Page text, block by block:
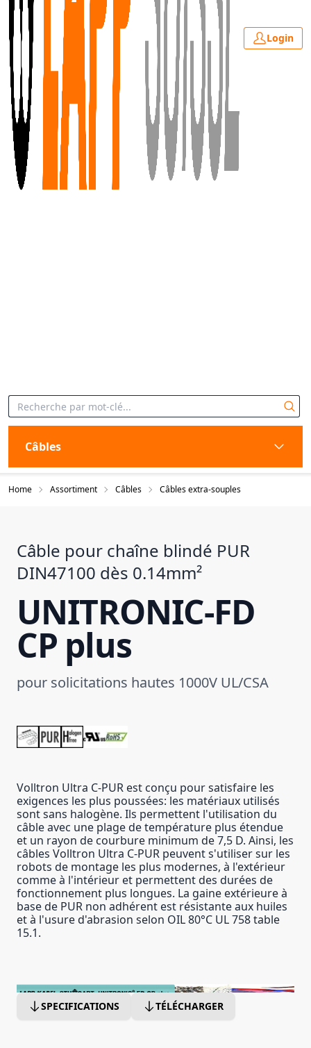
Login
Câbles
Home Assortiment Câbles Câbles extra-souples
Câble pour chaîne blindé PUR
DIN47100 dès 0.14mm²
UNITRONIC-FD
CP plus
pour solicitations hautes 1000V UL/CSA
Volltron Ultra C-PUR est conçu pour satisfaire les
exigences les plus poussées: les matériaux utilisés
sont sans halogène. Ils permettent l'utilisation du
câble avec une plage de température plus étendue
et un rayon de courbure minimum de 7,5 D. Ainsi, les
câbles Volltron Ultra C-PUR peuvent s'utiliser sur les
robots de montage les plus modernes, à l'extérieur
comme à l'intérieur et permettent des durées de
fonctionnement plus longues. La gaine extérieure à
base de PUR non adhérent est résistante aux huiles
et à l'usure d'abrasion selon OIL 80°C UL 758 table
15.1.
SPECIFICATIONS TÉLÉCHARGER